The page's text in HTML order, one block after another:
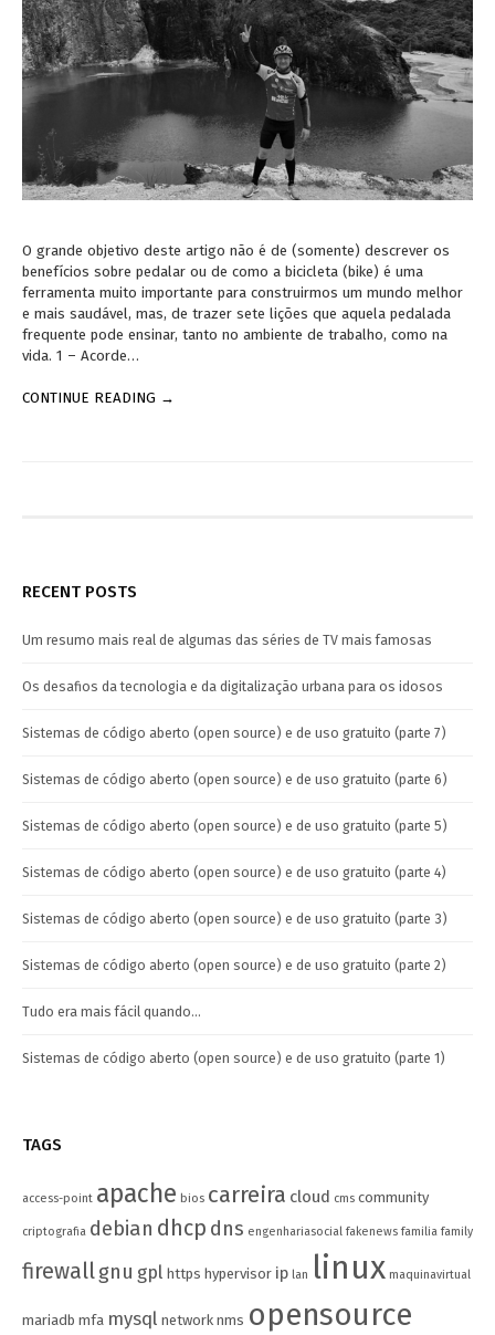
O grande objetivo deste artigo não é de (somente) descrever os
benefícios sobre pedalar ou de como a bicicleta (bike) é uma
ferramenta muito importante para construirmos um mundo melhor
e mais saudável, mas, de trazer sete lições que aquela pedalada
frequente pode ensinar, tanto no ambiente de trabalho, como na
vida. 1 – Acorde…
CONTINUE READING →
RECENT POSTS
Um resumo mais real de algumas das séries de TV mais famosas
Os desafios da tecnologia e da digitalização urbana para os idosos
Sistemas de código aberto (open source) e de uso gratuito (parte 7)
Sistemas de código aberto (open source) e de uso gratuito (parte 6)
Sistemas de código aberto (open source) e de uso gratuito (parte 5)
Sistemas de código aberto (open source) e de uso gratuito (parte 4)
Sistemas de código aberto (open source) e de uso gratuito (parte 3)
Sistemas de código aberto (open source) e de uso gratuito (parte 2)
Tudo era mais fácil quando…
Sistemas de código aberto (open source) e de uso gratuito (parte 1)
TAGS
access-point apache bios carreira cloud cms community
criptografia debian dhcp dns engenhariasocial fakenews familia family
firewallgnu gpl https hypervisor ip lan linux maquinavirtual
mariadb mfa mysql network nms opensource